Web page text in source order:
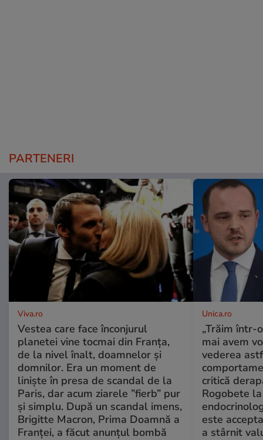
PARTENERI
Viva.ro
Vestea care face înconjurul
planetei vine tocmai din Franța,
de la nivel înalt, doamnelor și
domnilor. Era un moment de
liniște în presa de scandal de la
Paris, dar acum ziarele ”fierb” pur
și simplu. După un scandal imens,
Brigitte Macron, Prima Doamnă a
Franței, a făcut anunțul bombă
Unica.ro
„Trăim într-
mai avem
vederea
critică
Rogobete
este
a stârnit